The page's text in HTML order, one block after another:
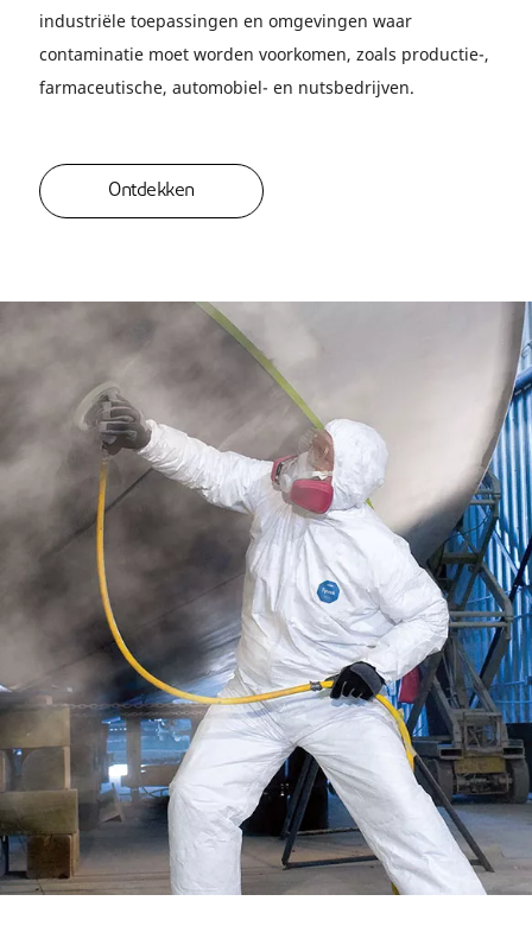
industriële toepassingen en omgevingen waar
contaminatie moet worden voorkomen, zoals productie-,
farmaceutische, automobiel- en nutsbedrijven.
Ontdekken